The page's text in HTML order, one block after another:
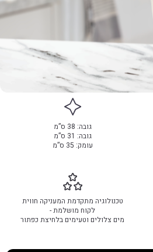
גובה: 38 ס”מ
גובה: 31 ס”מ
עומק: 35 ס”מ
טכנולוגיה מתקדמת המעניקה חווית
לקוח מושלמת -
מים צלולים וטעימים בלחיצת כפתור